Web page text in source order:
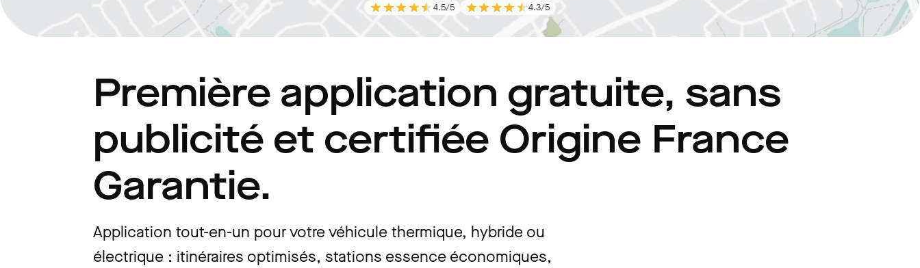
4.5/5 4.3/5
Première application gratuite, sans
publicité et certifiée Origine France
Garantie.
Application tout-en-un pour votre véhicule thermique, hybride ou
électrique : itinéraires optimisés, stations essence économiques,